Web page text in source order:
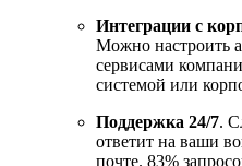
Интеграции с
Можно настроить
сервисами
системой или
Поддержка 24/7.
ответит на ваши
почте. 83%